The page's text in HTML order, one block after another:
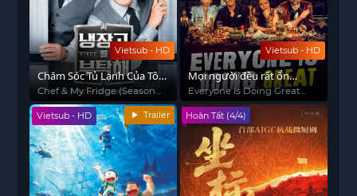
Vietsub - HD
Chăm Sóc Tủ Lạnh Của Tôi
Nhé (Phần 2)
Chef & My Fridge (Season
2)
Vietsub - HD
Mọi người đều rất ổn
(Phần 1)
Everyone Is Doing Great
(Season 1)
Vietsub - HD
Trailer Hoàn Tất (4/4)